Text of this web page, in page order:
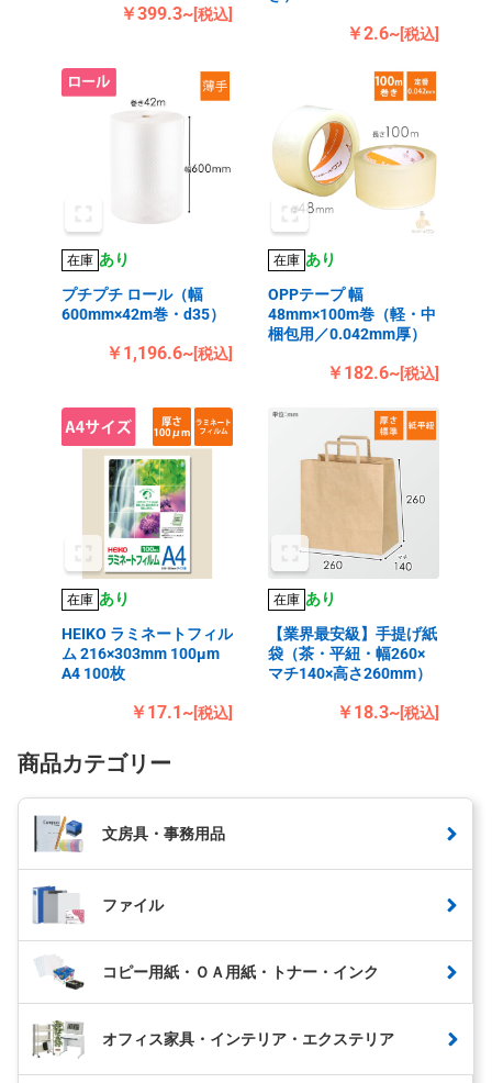
￥399.3~[税込]
￥2.6~[税込]
在庫 あり
プチプチ ロール（幅
600mm×42m巻・d35）
￥1,196.6~[税込]
在庫 あり
OPPテープ 幅
48mm×100m巻（軽・中
梱包用／0.042mm厚）
￥182.6~[税込]
在庫 あり
HEIKO ラミネートフィル
ム 216×303mm 100μm
A4 100枚
￥17.1~[税込]
在庫 あり
【業界最安級】手提げ紙
袋（茶・平紐・幅260×
マチ140×高さ260mm）
￥18.3~[税込]
商品カテゴリー
文房具・事務用品
ファイル
コピー用紙・ＯＡ用紙・トナー・インク
オフィス家具・インテリア・エクステリア